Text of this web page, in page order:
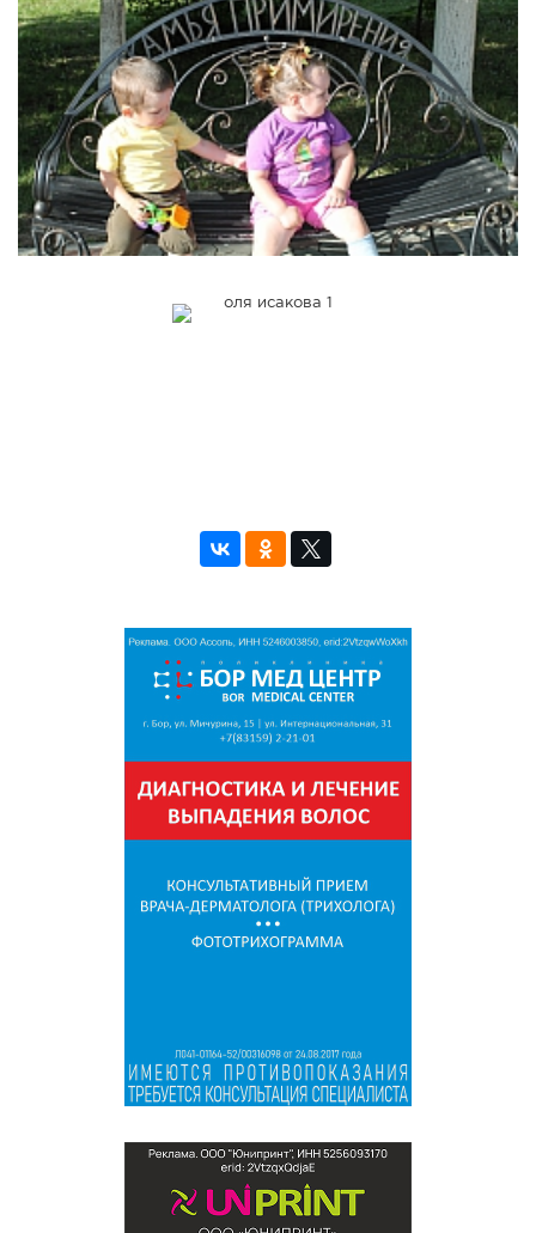
СПРАВКА
КАМЕРЫ
КОНКУРСЫ
СТАТЬИ
ГОЛОСОВАНИЯ
ПРЕДЛОЖИТЬ НОВОСТЬ
ФОТО